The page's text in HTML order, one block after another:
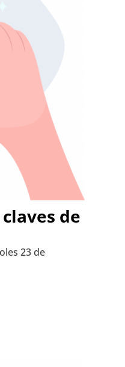
de
23 de